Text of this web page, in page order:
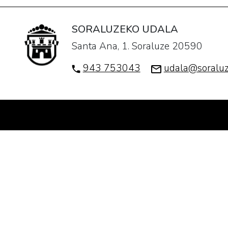
SORALUZEKO UDALA
Santa Ana, 1. Soraluze 20590
943 753043